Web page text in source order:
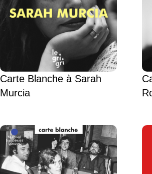
Carte Blanche à Sarah
Murcia